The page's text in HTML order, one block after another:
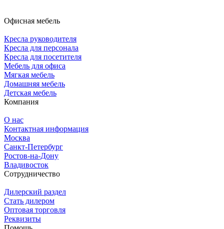
Офисная мебель
Кресла руководителя
Кресла для персонала
Кресла для посетителя
Мебель для офиса
Мягкая мебель
Домашняя мебель
Детская мебель
Компания
О нас
Контактная информация
Москва
Санкт-Петербург
Ростов-на-Дону
Владивосток
Сотрудничество
Дилерский раздел
Стать дилером
Оптовая торговля
Реквизиты